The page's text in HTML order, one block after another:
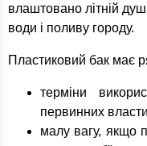
влаштовано літній
води і поливу городу.
Пластиковий бак має
терміни
первинних
малу вагу, якщо